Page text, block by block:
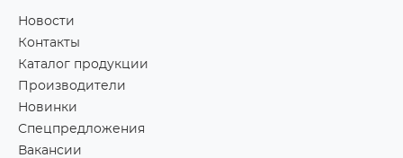
Новости
Контакты
Каталог продукции
Производители
Новинки
Спецпредложения
Вакансии